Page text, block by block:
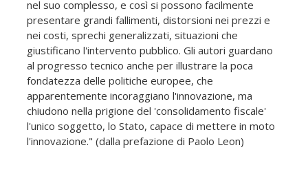
nel suo complesso, e così si possono facilmente
presentare grandi fallimenti, distorsioni nei prezzi e
nei costi, sprechi generalizzati, situazioni che
giustificano l'intervento pubblico. Gli autori guardano
al progresso tecnico anche per illustrare la poca
fondatezza delle politiche europee, che
apparentemente incoraggiano l'innovazione, ma
chiudono nella prigione del 'consolidamento fiscale'
l'unico soggetto, lo Stato, capace di mettere in moto
l'innovazione." (dalla prefazione di Paolo Leon)